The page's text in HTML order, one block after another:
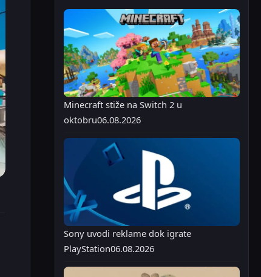
Minecraft stiže na Switch 2 u
oktobru06.08.2026
Sony uvodi reklame dok igrate
PlayStation06.08.2026